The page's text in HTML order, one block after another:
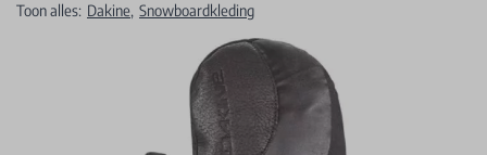
Toon alles: Dakine, Snowboardkleding